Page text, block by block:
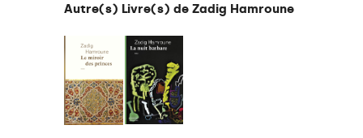
Autre(s) Livre(s) de Zadig Hamroune